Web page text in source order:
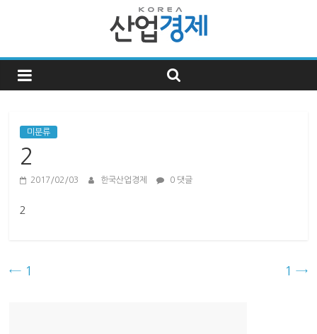
한
국
산
업
경
미분류
2
2017/02/03 한국산업경제 0 댓글
2
← 1 1 →